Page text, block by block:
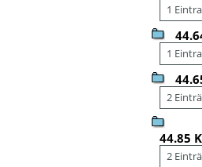
1
1
2
44.85
2